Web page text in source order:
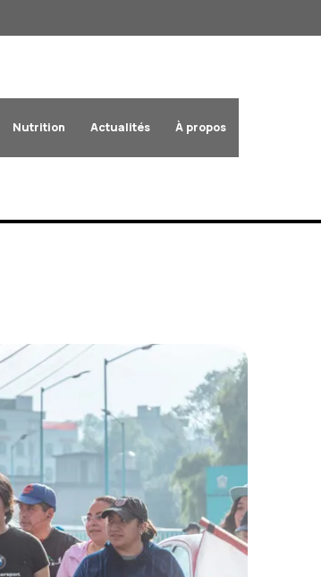
Nutrition Actualités À propos